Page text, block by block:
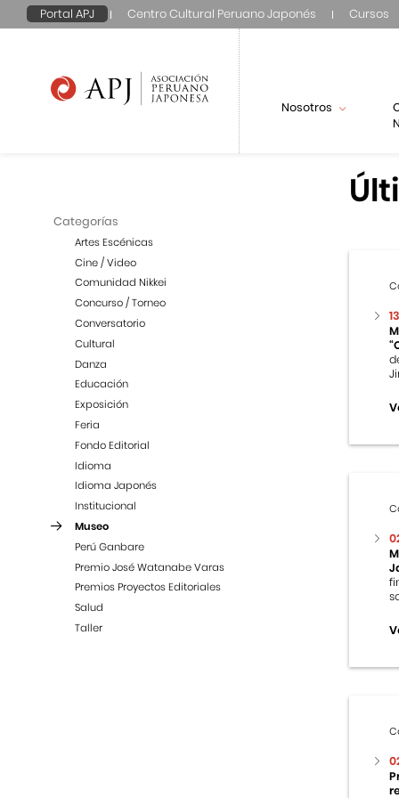
Portal APJ Centro Cultural Peruano Japonés Cursos
Nosotros
Categorías
Artes Escénicas
Cine / Video
Comunidad Nikkei
Concurso / Torneo
Conversatorio
Cultural
Danza
Educación
Exposición
Feria
Fondo Editorial
Idioma
Idioma Japonés
Institucional
Museo
Perú Ganbare
Premio José Watanabe Varas
Premios Proyectos Editoriales
Salud
Taller